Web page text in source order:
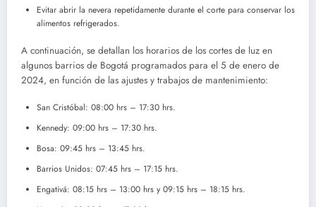
Evitar abrir la nevera repetidamente durante el corte para conservar los
alimentos refrigerados.
A continuación, se detallan los horarios de los cortes de luz en
algunos barrios de Bogotá programados para el 5 de enero de
2024, en función de las ajustes y trabajos de mantenimiento:
San Cristóbal: 08:00 hrs – 17:30 hrs.
Kennedy: 09:00 hrs – 17:30 hrs.
Bosa: 09:45 hrs – 13:45 hrs.
Barrios Unidos: 07:45 hrs – 17:15 hrs.
Engativá: 08:15 hrs – 13:00 hrs y 09:15 hrs – 18:15 hrs.